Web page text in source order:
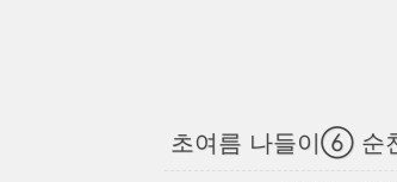
초여름 나들이⑥ 순